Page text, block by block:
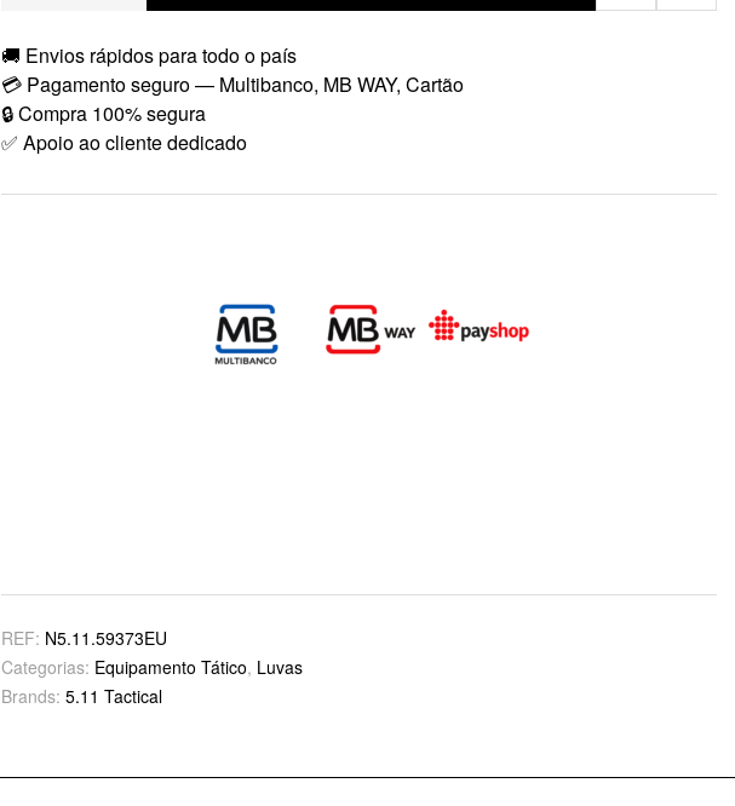
🚚 Envios rápidos para todo o país
💳 Pagamento seguro — Multibanco, MB WAY, Cartão
🔒 Compra 100% segura
✅ Apoio ao cliente dedicado
REF: N5.11.59373EU
Categorias: Equipamento Tático, Luvas
Brands: 5.11 Tactical